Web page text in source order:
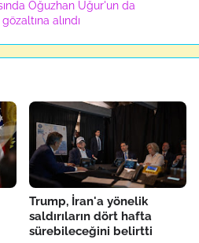
Oğuzhan Uğur'un da
alındı
Trump, İran'a yönelik
saldırıların dört hafta
sürebileceğini belirtti